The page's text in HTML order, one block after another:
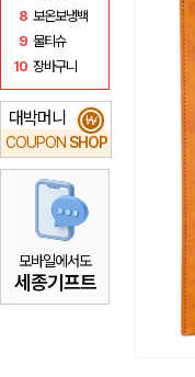
8 보온보냉백
9 물티슈
10 장바구니
대박머니
COUPON SHOP
₩
모바일에서도
세종기프트